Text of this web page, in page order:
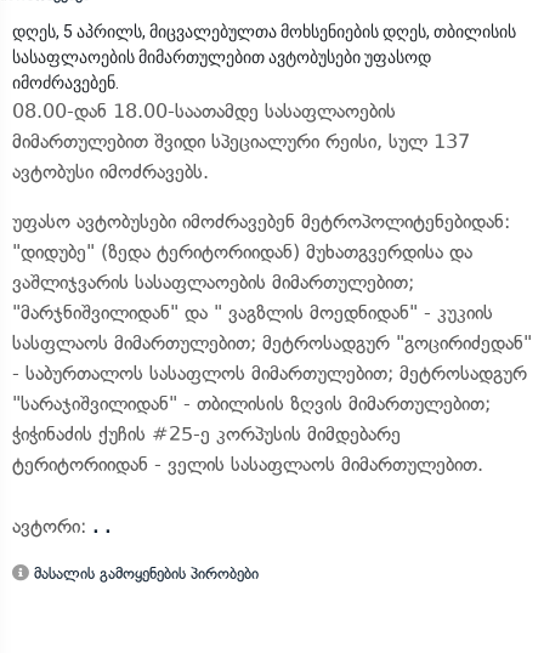
დღეს, 5 აპრილს, მიცვალებულთა მოხსენიების დღეს, თბილისის
სასაფლაოების მიმართულებით ავტობუსები უფასოდ
იმოძრავებენ.
08.00-დან 18.00-საათამდე სასაფლაოების
მიმართულებით შვიდი სპეციალური რეისი, სულ 137
ავტობუსი იმოძრავებს.
უფასო ავტობუსები იმოძრავებენ მეტროპოლიტენებიდან:
"დიდუბე" (ზედა ტერიტორიიდან) მუხათგვერდისა და
ვაშლიჯვარის სასაფლაოების მიმართულებით;
"მარჯნიშვილიდან" და " ვაგზლის მოედნიდან" - კუკიის
სასფლაოს მიმართულებით; მეტროსადგურ "გოცირიძედან"
- საბურთალოს სასაფლოს მიმართულებით; მეტროსადგურ
"სარაჯიშვილიდან" - თბილისის ზღვის მიმართულებით;
ჭიჭინაძის ქუჩის #25-ე კორპუსის მიმდებარე
ტერიტორიიდან - ველის სასაფლაოს მიმართულებით.
ავტორი: . .
მასალის გამოყენების პირობები